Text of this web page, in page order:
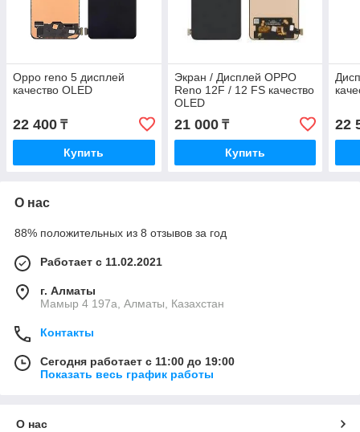
Oppo reno 5 дисплей
качество OLED
22 400 ₸
Купить
Экран / Дисплей OPPO
Reno 12F / 12 FS качество
OLED
21 000₸
Купить
22
О нас
88% положительных из 8 отзывов за год
Работает с 11.02.2021
г. Алматы
Мамыр 4 197а, Алматы, Казахстан
Контакты
Сегодня работает с 11:00 до 19:00
Показать весь график работы
О нас